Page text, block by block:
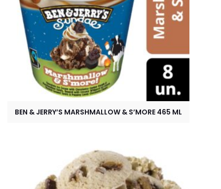
BEN & JERRY’S MARSHMALLOW & S’MORE 465 ML